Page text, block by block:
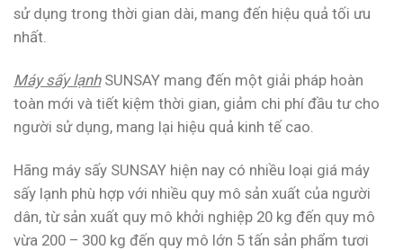
sử dụng trong thời gian dài, mang đến hiệu quả tối ưu
nhất.
Máy sấy lạnhSUNSAY mang đến một giải pháp hoàn
toàn mới và tiết kiệm thời gian, giảm chi phí đầu tư cho
người sử dụng, mang lại hiệu quả kinh tế cao.
Hãng máy sấy SUNSAY hiện nay có nhiều loại giá máy
sấy lạnh phù hợp với nhiều quy mô sản xuất của người
dân, từ sản xuất quy mô khởi nghiệp 20 kg đến quy mô
vừa 200 – 300 kg đến quy mô lớn 5 tấn sản phẩm tươi